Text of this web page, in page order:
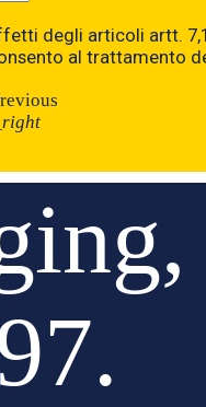
degli articoli artt.
al trattamento